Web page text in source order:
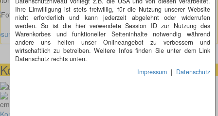
Ihre Einwilligung ist stets freiwillig, für die Nutzung unserer Website
nicht erforderlich und kann jederzeit abgelehnt oder widerrufen
werden. So ist die hier verwendete Session ID zur Nutzung des
Warenkorbes und funktioneller Seiteninhalte notwendig während
andere uns helfen unser Onlineangebot zu verbessern und
wirtschaftlich zu betreiben. Weitere Infos finden Sie unter dem Link
Datenschutz rechts unten.
Impressum | Datenschutz
anzeigen
Kontaktmöglichkeiten